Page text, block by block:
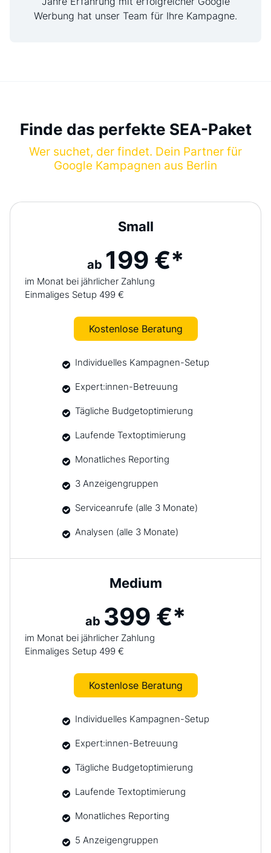
Werbung hat unser Team für Ihre Kampagne.
Finde das perfekte SEA-Paket
Wer suchet, der findet. Dein Partner für
Google Kampagnen aus Berlin
Small
ab 199 €*
im Monat bei jährlicher Zahlung
Einmaliges Setup 499 €
Kostenlose Beratung
Individuelles Kampagnen-Setup
Expert:innen-Betreuung
Tägliche Budgetoptimierung
Laufende Textoptimierung
Monatliches Reporting
3 Anzeigengruppen
Serviceanrufe (alle 3 Monate)
Analysen (alle 3 Monate)
Medium
ab 399 €*
im Monat bei jährlicher Zahlung
Einmaliges Setup 499 €
Kostenlose Beratung
Individuelles Kampagnen-Setup
Expert:innen-Betreuung
Tägliche Budgetoptimierung
Laufende Textoptimierung
Monatliches Reporting
5 Anzeigengruppen